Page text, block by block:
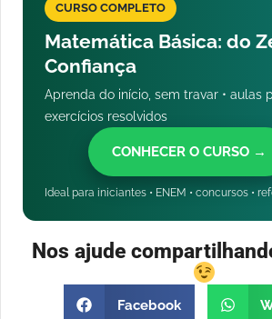
CURSO COMPLETO
Matemática Básica: do
Confiança
Aprenda do início, sem travar • aulas
exercícios resolvidos
CONHECER O CURSO →
Ideal para iniciantes • ENEM • concursos •
Nos ajude
Facebook